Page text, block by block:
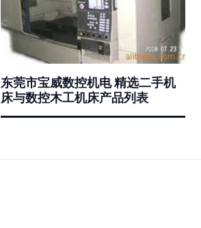
东莞市宝威数控机电 精选二手机
床与数控木工机床产品列表